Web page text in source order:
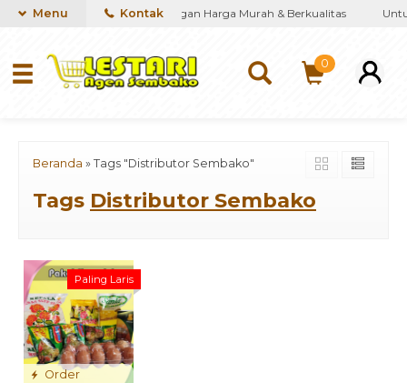
kebutuhan Sembako dengan Harga Murah & Berkualitas
Menu Kontak
0
Beranda » Tags "Distributor Sembako"
Tags Distributor Sembako
Order
Paling Laris